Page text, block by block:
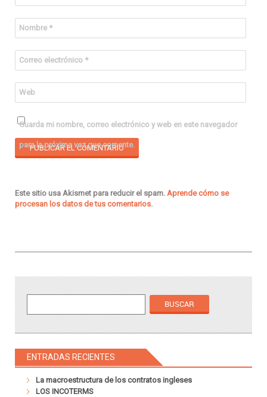
Nombre *
Correo electrónico *
Web
Guarda mi nombre, correo electrónico y web en este navegador
para la próxima vez que comente.
Este sitio usa Akismet para reducir el spam. Aprende cómo se
procesan los datos de tus comentarios.
ENTRADAS RECIENTES
La macroestructura de los contratos ingleses
LOS INCOTERMS